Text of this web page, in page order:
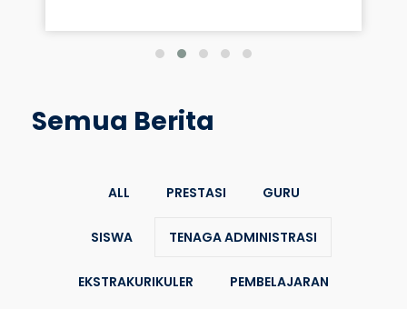
Semua Berita
ALL PRESTASI GURU
SISWA TENAGA ADMINISTRASI
EKSTRAKURIKULER PEMBELAJARAN